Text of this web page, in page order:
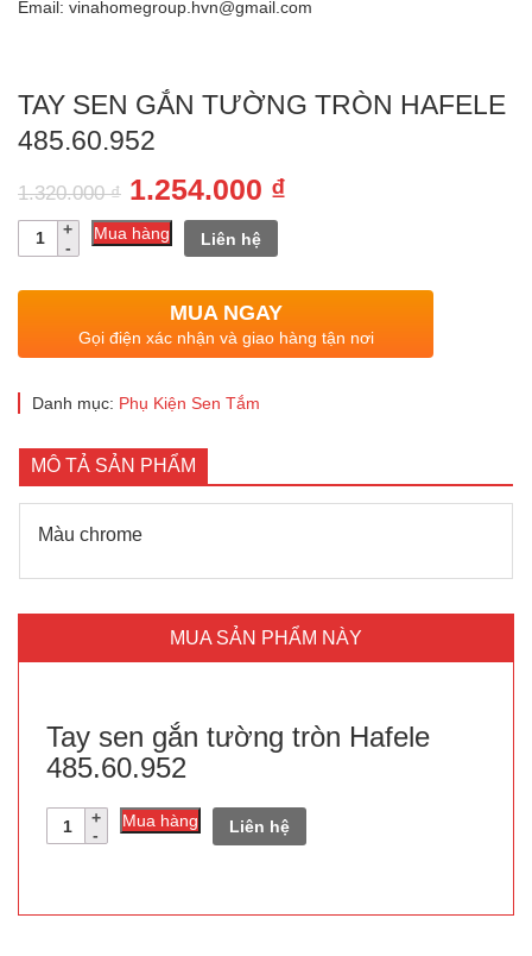
Email: vinahomegroup.hvn@gmail.com
TAY SEN GẮN TƯỜNG TRÒN HAFELE
485.60.952
1.320.000₫ Giá
gốc
1.320.000 ₫.
1.254.000 ₫
1.254.000 ₫.
Số
lượng
Mua hàng Liên hệ
MUA NGAY
Gọi điện xác nhận và giao hàng tận nơi
Danh mục: Phụ Kiện Sen Tắm
MÔ TẢ SẢN PHẨM
Màu chrome
MUA SẢN PHẨM NÀY
Tay sen gắn tường tròn Hafele
485.60.952
Số
lượng
Mua hàng Liên hệ